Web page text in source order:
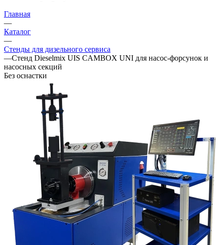
Главная
—
Каталог
—
Стенды для дизельного сервиса
—Стенд Dieselmix UIS CAMBOX UNI для насос-форсунок и
насосных секций
Без оснастки